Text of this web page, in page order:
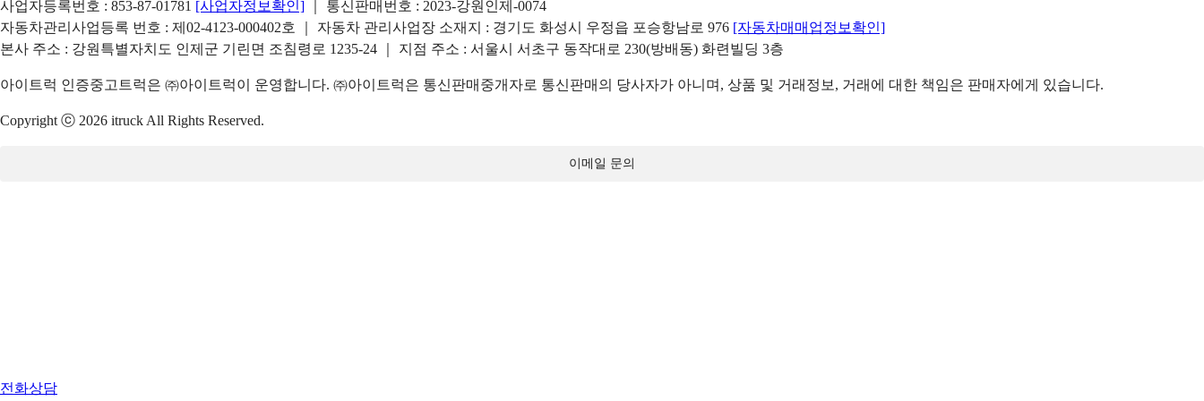
사업자등록번호 : 853-87-01781 [사업자정보확인]
｜ 통신판매번호 : 2023-강원인제-0074
자동차관리사업등록 번호 : 제02-4123-000402호 ｜ 자동차 관리사업장 소재지 : 경기도 화성시 우정읍 포승항남로 976 [자동차매매업정보확인]
본사 주소 : 강원특별자치도 인제군 기린면 조침령로 1235-24 ｜ 지점 주소 : 서울시 서초구 동작대로 230(방배동) 화련빌딩 3층
아이트럭 인증중고트럭은 ㈜아이트럭이 운영합니다. ㈜아이트럭은 통신판매중개자로 통신판매의 당사자가 아니며, 상품 및 거래정보, 거래에 대한 책임은 판매자에게 있습니다.
Copyright ⓒ 2026 itruck All Rights Reserved.
이메일 문의
전화상담